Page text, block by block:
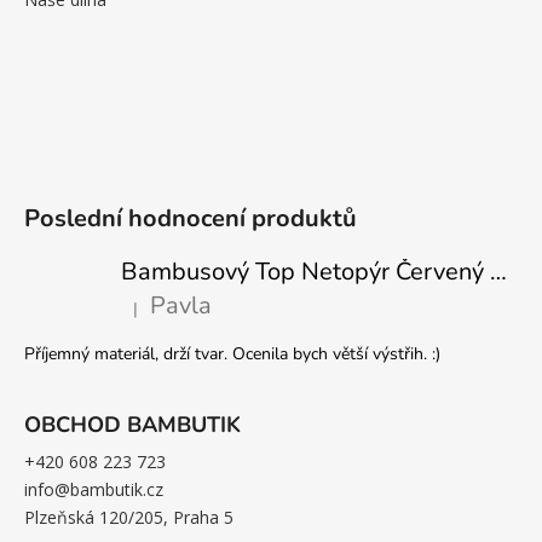
Poslední hodnocení produktů
Bambusový Top Netopýr Červený 3/4 Rukáv Volný Střih Dámský
Hodnocení produktu je 5 z 5 hvězdiček.
| Pavla
Příjemný materiál, drží tvar. Ocenila bych větší výstřih. :)
OBCHOD BAMBUTIK
+420 608 223 723
info@bambutik.cz
Plzeňská 120/205, Praha 5